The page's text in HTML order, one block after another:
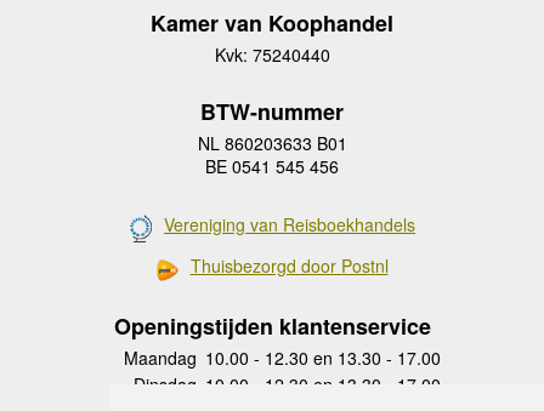
Kamer van Koophandel
Kvk: 75240440
BTW-nummer
NL 860203633 B01
BE 0541 545 456
Vereniging van Reisboekhandels
Thuisbezorgd door Postnl
Openingstijden klantenservice
Maandag 10.00 - 12.30 en 13.30 - 17.00
Dinsdag 10.00 - 12.30 en 13.30 - 17.00